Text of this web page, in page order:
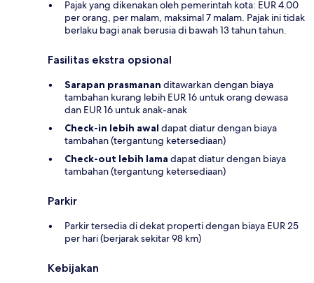
Pajak yang dikenakan oleh pemerintah kota: EUR 4.00
per orang, per malam, maksimal 7 malam. Pajak ini tidak
berlaku bagi anak berusia di bawah 13 tahun tahun.
Fasilitas ekstra opsional
Sarapan prasmanan ditawarkan dengan biaya
tambahan kurang lebih EUR 16 untuk orang dewasa
dan EUR 16 untuk anak-anak
Check-in lebih awal dapat diatur dengan biaya
tambahan (tergantung ketersediaan)
Check-out lebih lama dapat diatur dengan biaya
tambahan (tergantung ketersediaan)
Parkir
Parkir tersedia di dekat properti dengan biaya EUR 25
per hari (berjarak sekitar 98 km)
Kebijakan